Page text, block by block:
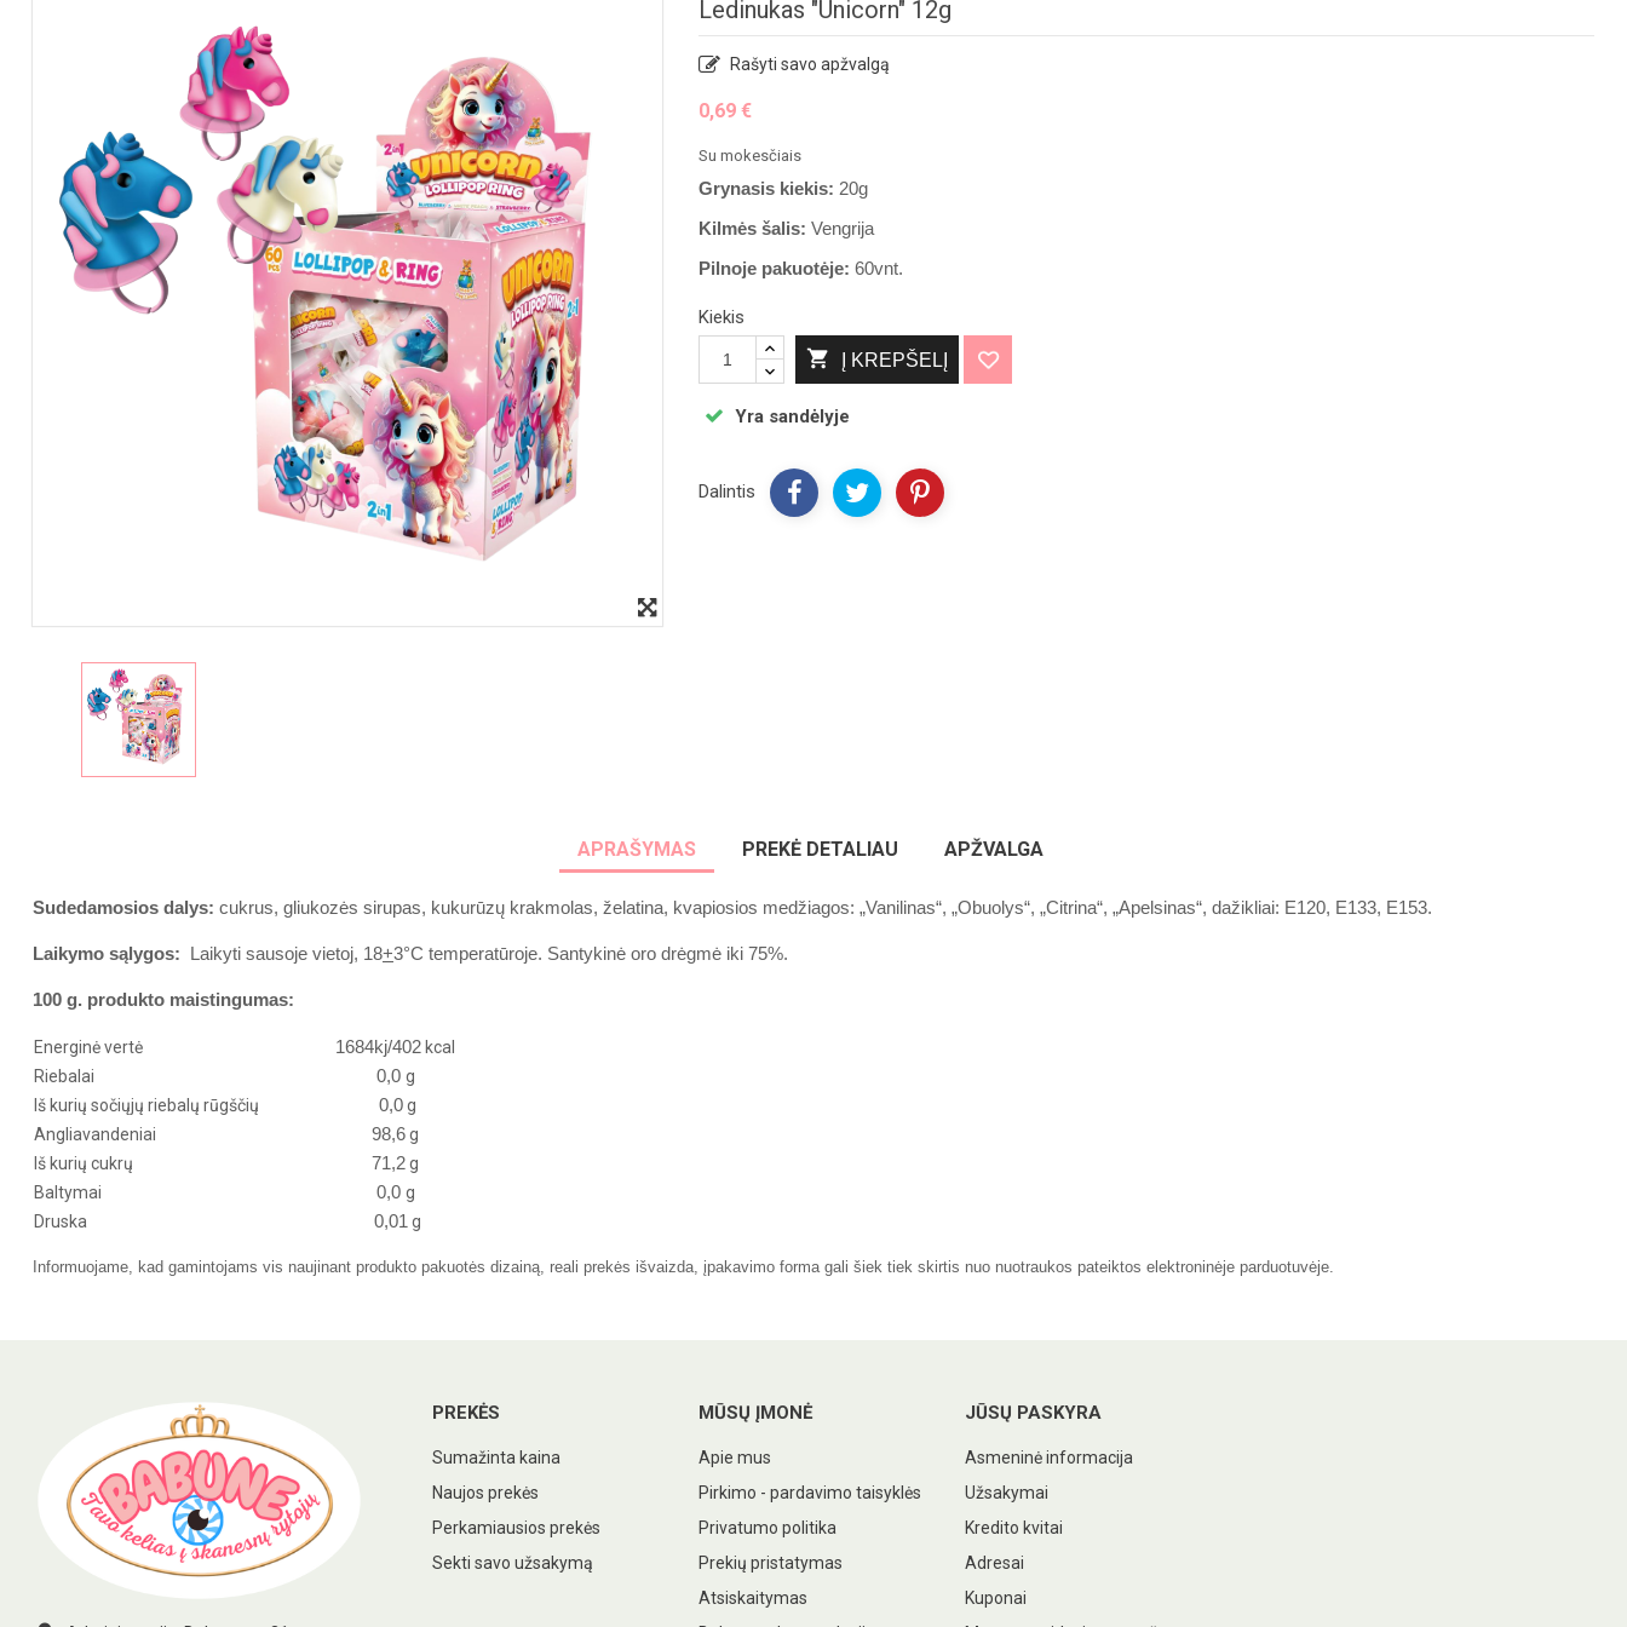
Ledinukas "Unicorn" 12g
Rašyti savo apžvalgą
0,69 €
Su mokesčiais
Grynasis kiekis: 20g
Kilmės šalis: Vengrija
Pilnoje pakuotėje: 60vnt.
Kiekis
 Į KREPŠELĮ
Yra sandėlyje
Dalintis
APRAŠYMAS PREKĖ DETALIAU APŽVALGA
Sudedamosios dalys: cukrus, gliukozės sirupas, kukurūzų krakmolas, želatina, kvapiosios medžiagos: „Vanilinas“, „Obuolys“, „Citrina“, „Apelsinas“, dažikliai: E120, E133, E153.
Laikymo sąlygos: Laikyti sausoje vietoj, 18+3°C temperatūroje. Santykinė oro drėgmė iki 75%.
100 g. produkto maistingumas:
Energinė vertė 1684kj/402 kcal
Riebalai
0,0 g
Iš kurių sočiųjų riebalų rūgščių
0,0g
Angliavandeniai
98,6g
Iš kurių cukrų
71,2g
Baltymai
0,0 g
Druska
0,01 g
Informuojame, kad gamintojams vis naujinant produkto pakuotės dizainą, reali prekės išvaizda, įpakavimo forma gali šiek tiek skirtis nuo nuotraukos pateiktos elektroninėje parduotuvėje.
PREKĖS
Sumažinta kaina
Naujos prekės
Perkamiausios prekės
Sekti savo užsakymą
MŪSŲ ĮMONĖ
Apie mus
Pirkimo - pardavimo taisyklės
Privatumo politika
Prekių pristatymas
Atsiskaitymas
JŪSŲ PASKYRA
Asmeninė informacija
Užsakymai
Kredito kvitai
Adresai
Kuponai